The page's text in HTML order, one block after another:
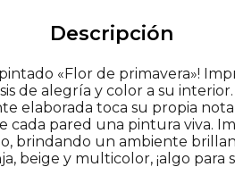
Descripción
«Flor de primavera»!
de alegría y color a su
elaborada toca su propia
cada pared una pintura viva.
brindando un ambiente
beige y multicolor, ¡algo para